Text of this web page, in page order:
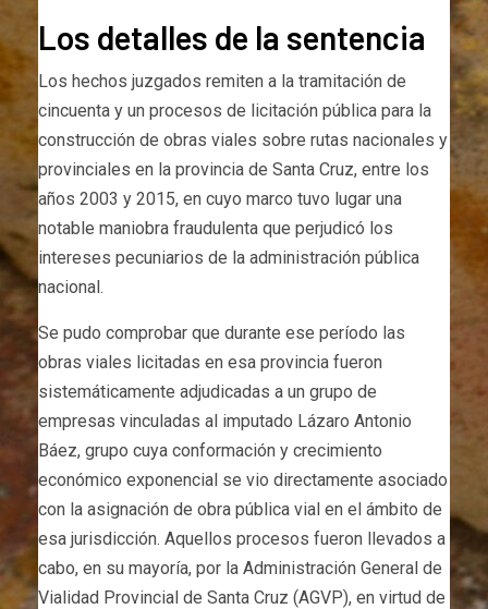
Los detalles de la sentencia
Los hechos juzgados remiten a la tramitación de
cincuenta y un procesos de licitación pública para la
construcción de obras viales sobre rutas nacionales y
provinciales en la provincia de Santa Cruz, entre los
años 2003 y 2015, en cuyo marco tuvo lugar una
notable maniobra fraudulenta que perjudicó los
intereses pecuniarios de la administración pública
nacional.
Se pudo comprobar que durante ese período las
obras viales licitadas en esa provincia fueron
sistemáticamente adjudicadas a un grupo de
empresas vinculadas al imputado Lázaro Antonio
Báez, grupo cuya conformación y crecimiento
económico exponencial se vio directamente asociado
con la asignación de obra pública vial en el ámbito de
esa jurisdicción. Aquellos procesos fueron llevados a
cabo, en su mayoría, por la Administración General de
Vialidad Provincial de Santa Cruz (AGVP), en virtud de